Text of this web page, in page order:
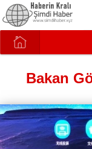
Bakan